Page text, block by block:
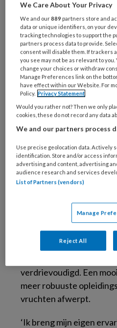
Ingeborg van den Bold
column in dezeTBV. Ik
ervaring, expertise én
mee, mijn eigen persoon.
Het stokje overnemen is
voor reflectie. We
vooruitzien is. Maar
kan vooruitzien. Welke
helpen ons op de weg
Universiteit van Gent en
programmadirecteur
opleiding tot arbeidsarts
interuniversitaire
het tekort aan docenten
niet een wondermiddel,
aan arbeidsartsen nu is
verdrievoudigd. Een
meer robuuste
vruchten afwerpt.
‘Ik breng mijn eigen
We Care About Your Privacy
We and our889 partners store and
data or unique identifiers, on your
tracking technologies to support the
partners process data to provide.
consent will disable them. If trackers
you see may not be as relevant to
change your choices or withdraw
Manage Preferences link on the
have effect within our Website. For
Policy. Privacy Statement
Would you rather not? Then we only
cookies, these do not record any data
We and our partners process
Use precise geolocation data. Actively
identification. Store and/or access
advertising and content, advertising
audience research and services
List of Partners (vendors)
Manage
Reject All